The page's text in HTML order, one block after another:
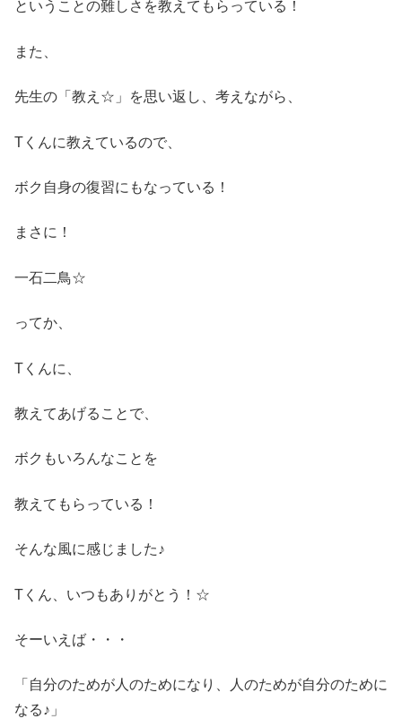
ということの難しさを教えてもらっている！
また、
先生の「教え☆」を思い返し、考えながら、
Tくんに教えているので、
ボク自身の復習にもなっている！
まさに！
一石二鳥☆
ってか、
Tくんに、
教えてあげることで、
ボクもいろんなことを
教えてもらっている！
そんな風に感じました♪
Tくん、いつもありがとう！☆
そーいえば・・・
「自分のためが人のためになり、人のためが自分のために
なる♪」